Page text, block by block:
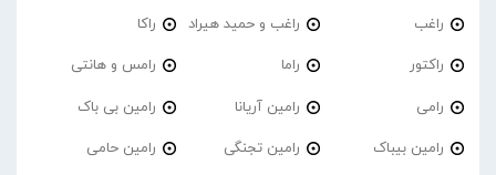
راغب راغب و حمید هیراد راکا
راکتور راما رامس و هانتی
رامی رامین آریانا رامین بی باک
رامین بیباک رامین تجنگی رامین حامی